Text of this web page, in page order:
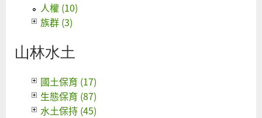
人權 (10)
族群 (3)
山林水土
國土保育 (17)
生態保育 (87)
水土保持 (45)